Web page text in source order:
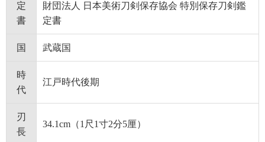
定
書
財団法人 日本美術刀剣保存協会 特別保存刀剣鑑
定書
国 武蔵国
時
代
江戸時代後期
刃
長
34.1cm（1尺1寸2分5厘）